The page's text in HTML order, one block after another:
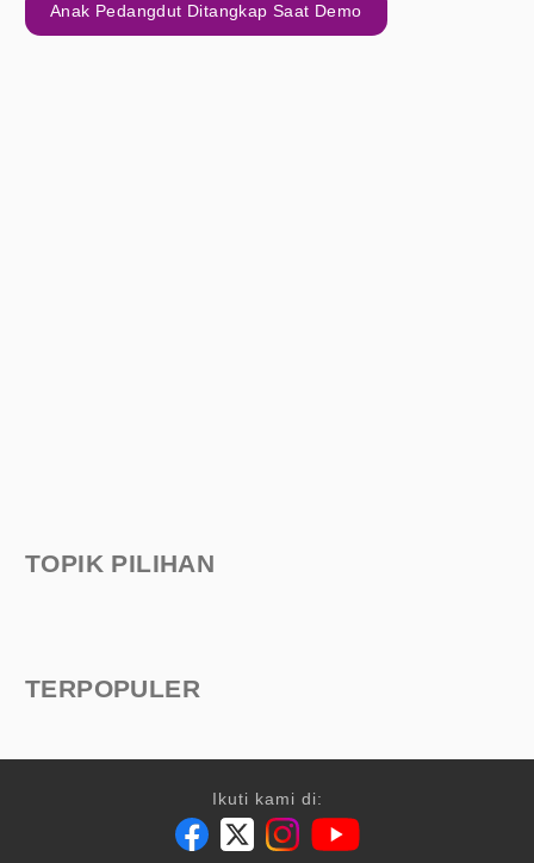
Anak Pedangdut Ditangkap Saat Demo
TOPIK PILIHAN
TERPOPULER
Ikuti kami di: